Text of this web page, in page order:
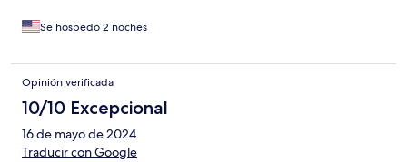
Se hospedó 2 noches
Opinión verificada
10/10 Excepcional
16 de mayo de 2024
Traducir con Google